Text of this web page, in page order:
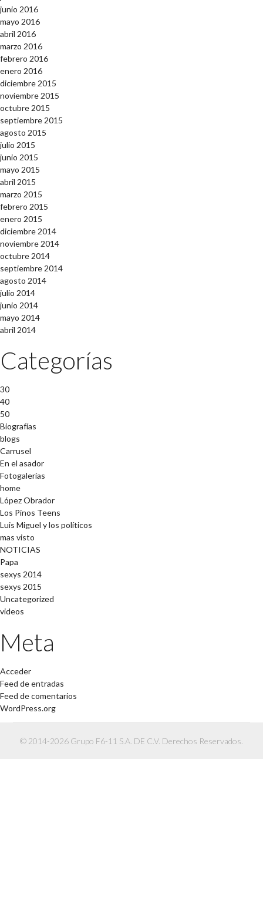
junio 2016
mayo 2016
abril 2016
marzo 2016
febrero 2016
enero 2016
diciembre 2015
noviembre 2015
octubre 2015
septiembre 2015
agosto 2015
julio 2015
junio 2015
mayo 2015
abril 2015
marzo 2015
febrero 2015
enero 2015
diciembre 2014
noviembre 2014
octubre 2014
septiembre 2014
agosto 2014
julio 2014
junio 2014
mayo 2014
abril 2014
Categorías
30
40
50
Biografías
blogs
Carrusel
En el asador
Fotogalerías
home
López Obrador
Los Pinos Teens
Luis Miguel y los políticos
mas visto
NOTICIAS
Papa
sexys 2014
sexys 2015
Uncategorized
videos
Meta
Acceder
Feed de entradas
Feed de comentarios
WordPress.org
© 2014-2026 Grupo F6-11 S.A. DE C.V. Derechos Reservados.